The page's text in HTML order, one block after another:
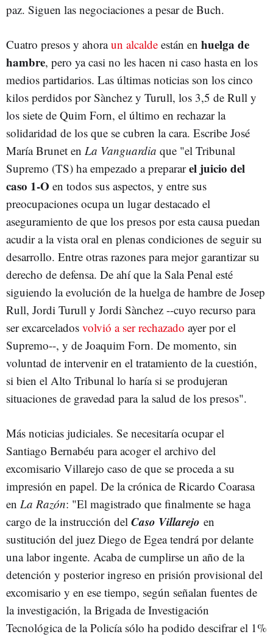
paz. Siguen las negociaciones a pesar de Buch.
Cuatro presos y ahoraun alcalde están en huelga de
hambre, pero ya casi no les hacen ni caso hasta en los
medios partidarios. Las últimas noticias son los cinco
kilos perdidos por Sànchez y Turull, los 3,5 de Rull y
los siete de Quim Forn, el último en rechazar la
solidaridad de los que se cubren la cara. Escribe José
María Brunet en La Vanguardia que "el Tribunal
Supremo (TS) ha empezado a prepararel juicio del
caso 1-O en todos sus aspectos, y entre sus
preocupaciones ocupa un lugar destacado el
aseguramiento de que los presos por esta causa puedan
acudir a la vista oral en plenas condiciones de seguir su
desarrollo. Entre otras razones para mejor garantizar su
derecho de defensa. De ahí que la Sala Penal esté
siguiendo la evolución de la huelga de hambre de Josep
Rull, Jordi Turull y Jordi Sànchez --cuyo recurso para
ser excarcelados volvió a ser rechazado ayer por el
Supremo--, y de Joaquim Forn. De momento, sin
voluntad de intervenir en el tratamiento de la cuestión,
si bien el Alto Tribunal lo haría si se produjeran
situaciones de gravedad para la salud de los presos".
Más noticias judiciales. Se necesitaría ocupar el
Santiago Bernabéu para acoger el archivo del
excomisario Villarejo caso de que se proceda a su
impresión en papel. De la crónica de Ricardo Coarasa
en La Razón: "El magistrado que finalmente se haga
cargo de la instrucción del Caso Villarejo en
sustitución del juez Diego de Egea tendrá por delante
una labor ingente. Acaba de cumplirse un año de la
detención y posterior ingreso en prisión provisional del
excomisario y en ese tiempo, según señalan fuentes de
la investigación, la Brigada de Investigación
Tecnológica de la Policía sólo ha podido descifrar el 1%